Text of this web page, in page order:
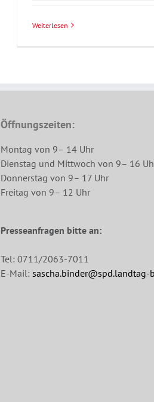
Weiterlesen
Öffnungszeiten:
Montag von 9– 14 Uhr
Dienstag und Mittwoch von 9– 16
Donnerstag von 9– 17 Uhr
Freitag von 9– 12 Uhr
Presseanfragen bitte an:
Tel: 0711/2063-7011
E-Mail: sascha.binder@spd.landtag-